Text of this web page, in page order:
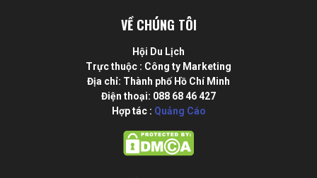
VỀ CHÚNG TÔI
Hội Du Lịch
Trực thuộc : Công ty Marketing
Địa chỉ: Thành phố Hồ Chí Minh
Điện thoại: 088 68 46 427
Hợp tác : Quảng Cáo